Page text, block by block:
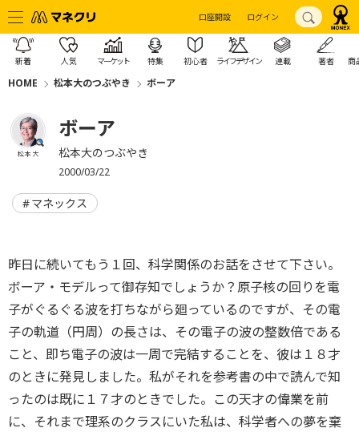
口座開設 ログイン
新着 人気 マーケット 特集 初心者 ライフデザイン 連載 著者 商
HOME 松本大のつぶやき ボーア
松本 大
ボーア
松本大のつぶやき
2000/03/22
マネックス
昨日に続いてもう１回、科学関係のお話をさせて下さい。
ボーア・モデルって御存知でしょうか？原子核の回りを電
子がぐるぐる波を打ちながら廻っているのですが、その電
子の軌道（円周）の長さは、その電子の波の整数倍である
こと、即ち電子の波は一周で完結することを、彼は１８才
のときに発見しました。私がそれを参考書の中で読んで知
ったのは既に１７才のときでした。この天才の偉業を前
に、それまで理系のクラスにいた私は、科学者への夢を棄